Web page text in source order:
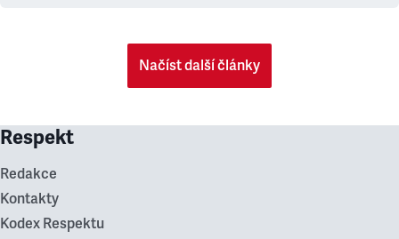
Načíst další články
Respekt
Redakce
Kontakty
Kodex Respektu